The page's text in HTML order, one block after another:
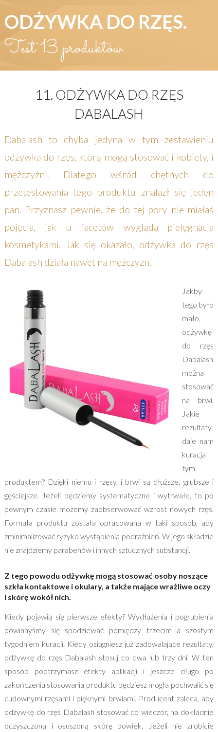
ODŻYWKA DO RZĘS.
Test 13 produktów
11. ODŻYWKA DO RZĘS
DABALASH
Dabalash to chyba jedyna w tym zestawieniu
odżywka do rzęs, którą mogą stosować i kobiety, i
mężczyźni. Dlatego wśród chętnych do
przetestowania tego produktu znalazł się jeden
pan. Przyznasz pewnie, że do tej pory nie miałaś
pojęcia, jak u facetów wygląda pielęgnacja
kosmetykami. Jak się okazało, odżywka do rzęs
Dabalash działa nawet na mężczyzn.
Jakby
tego było
mało,
odżywkę
do rzęs
Dabalash
można
stosować
na brwi.
Jakie
rezultaty
daje nam
kuracja
tym
produktem? Dzięki niemu i rzęsy, i brwi są dłuższe, grubsze i
gęściejsze. Jeżeli będziemy systematyczne i wytrwałe, to po
pewnym czasie możemy zaobserwować wzrost nowych rzęs.
Formuła produktu została opracowana w taki sposób, aby
zminimalizować ryzyko wystąpienia podrażnień. W jego składzie
nie znajdziemy parabenów i innych sztucznych substancji.
Z tego powodu odżywkę mogą stosować osoby noszące
szkła kontaktowe i okulary, a także mające wrażliwe oczy
i skórę wokół nich.
Kiedy pojawią się pierwsze efekty? Wydłużenia i pogrubienia
powinnyśmy się spodziewać pomiędzy trzecim a szóstym
tygodniem kuracji. Kiedy osiągniesz już zadowalające rezultaty,
odżywkę do rzęs Dabalash stosuj co dwa lub trzy dni. W ten
sposób podtrzymasz efekty aplikacji i jeszcze długo po
zakończeniu stosowania produktu będziesz mogła pochwalić się
cudownymi rzęsami i pięknymi brwiami. Producent zaleca, aby
odżywkę do rzęs Dabalash stosować co wieczór, na dokładnie
oczyszczoną i osuszoną skórę powiek. Jeżeli nie zrobicie